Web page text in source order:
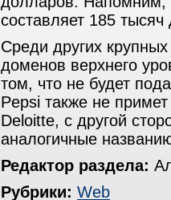
составляет 185
Среди других
доменов верхнего
том, что не будет
Pepsi также не
Deloitte, с другой
аналогичные
Редактор раздела:
Рубрики: Web